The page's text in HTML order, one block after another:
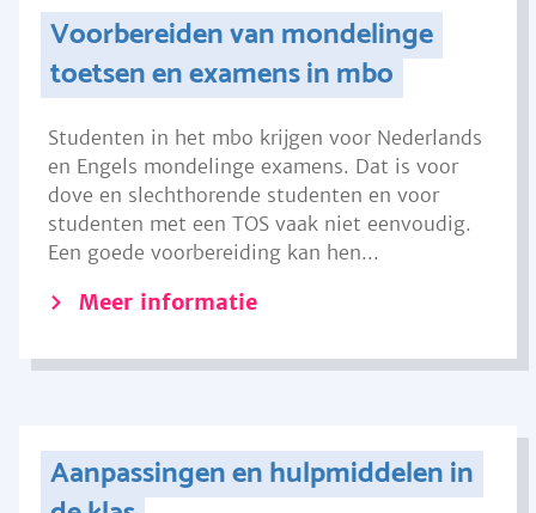
Voorbereiden van mondelinge
toetsen en examens in mbo
Studenten in het mbo krijgen voor Nederlands
en Engels mondelinge examens. Dat is voor
dove en slechthorende studenten en voor
studenten met een TOS vaak niet eenvoudig.
Een goede voorbereiding kan hen...
Meer informatie
Aanpassingen en hulpmiddelen in